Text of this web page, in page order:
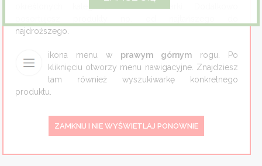
najdroższego.
ikona menu w prawym górnymrogu. Po
kliknięciu otworzy menu nawigacyjne. Znajdziesz
tam również wyszukiwarkę konkretnego
produktu.
ZAMKNIJ I NIE WYŚWIETLAJ PONOWNIE
Zestawy prezentowe